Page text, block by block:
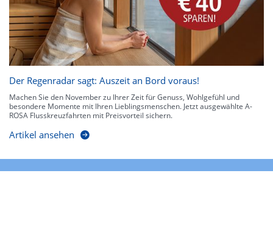
Der Regenradar sagt: Auszeit an Bord voraus!
Machen Sie den November zu Ihrer Zeit für Genuss, Wohlgefühl und
besondere Momente mit Ihren Lieblingsmenschen. Jetzt ausgewählte A-
ROSA Flusskreuzfahrten mit Preisvorteil sichern.
Artikel ansehen